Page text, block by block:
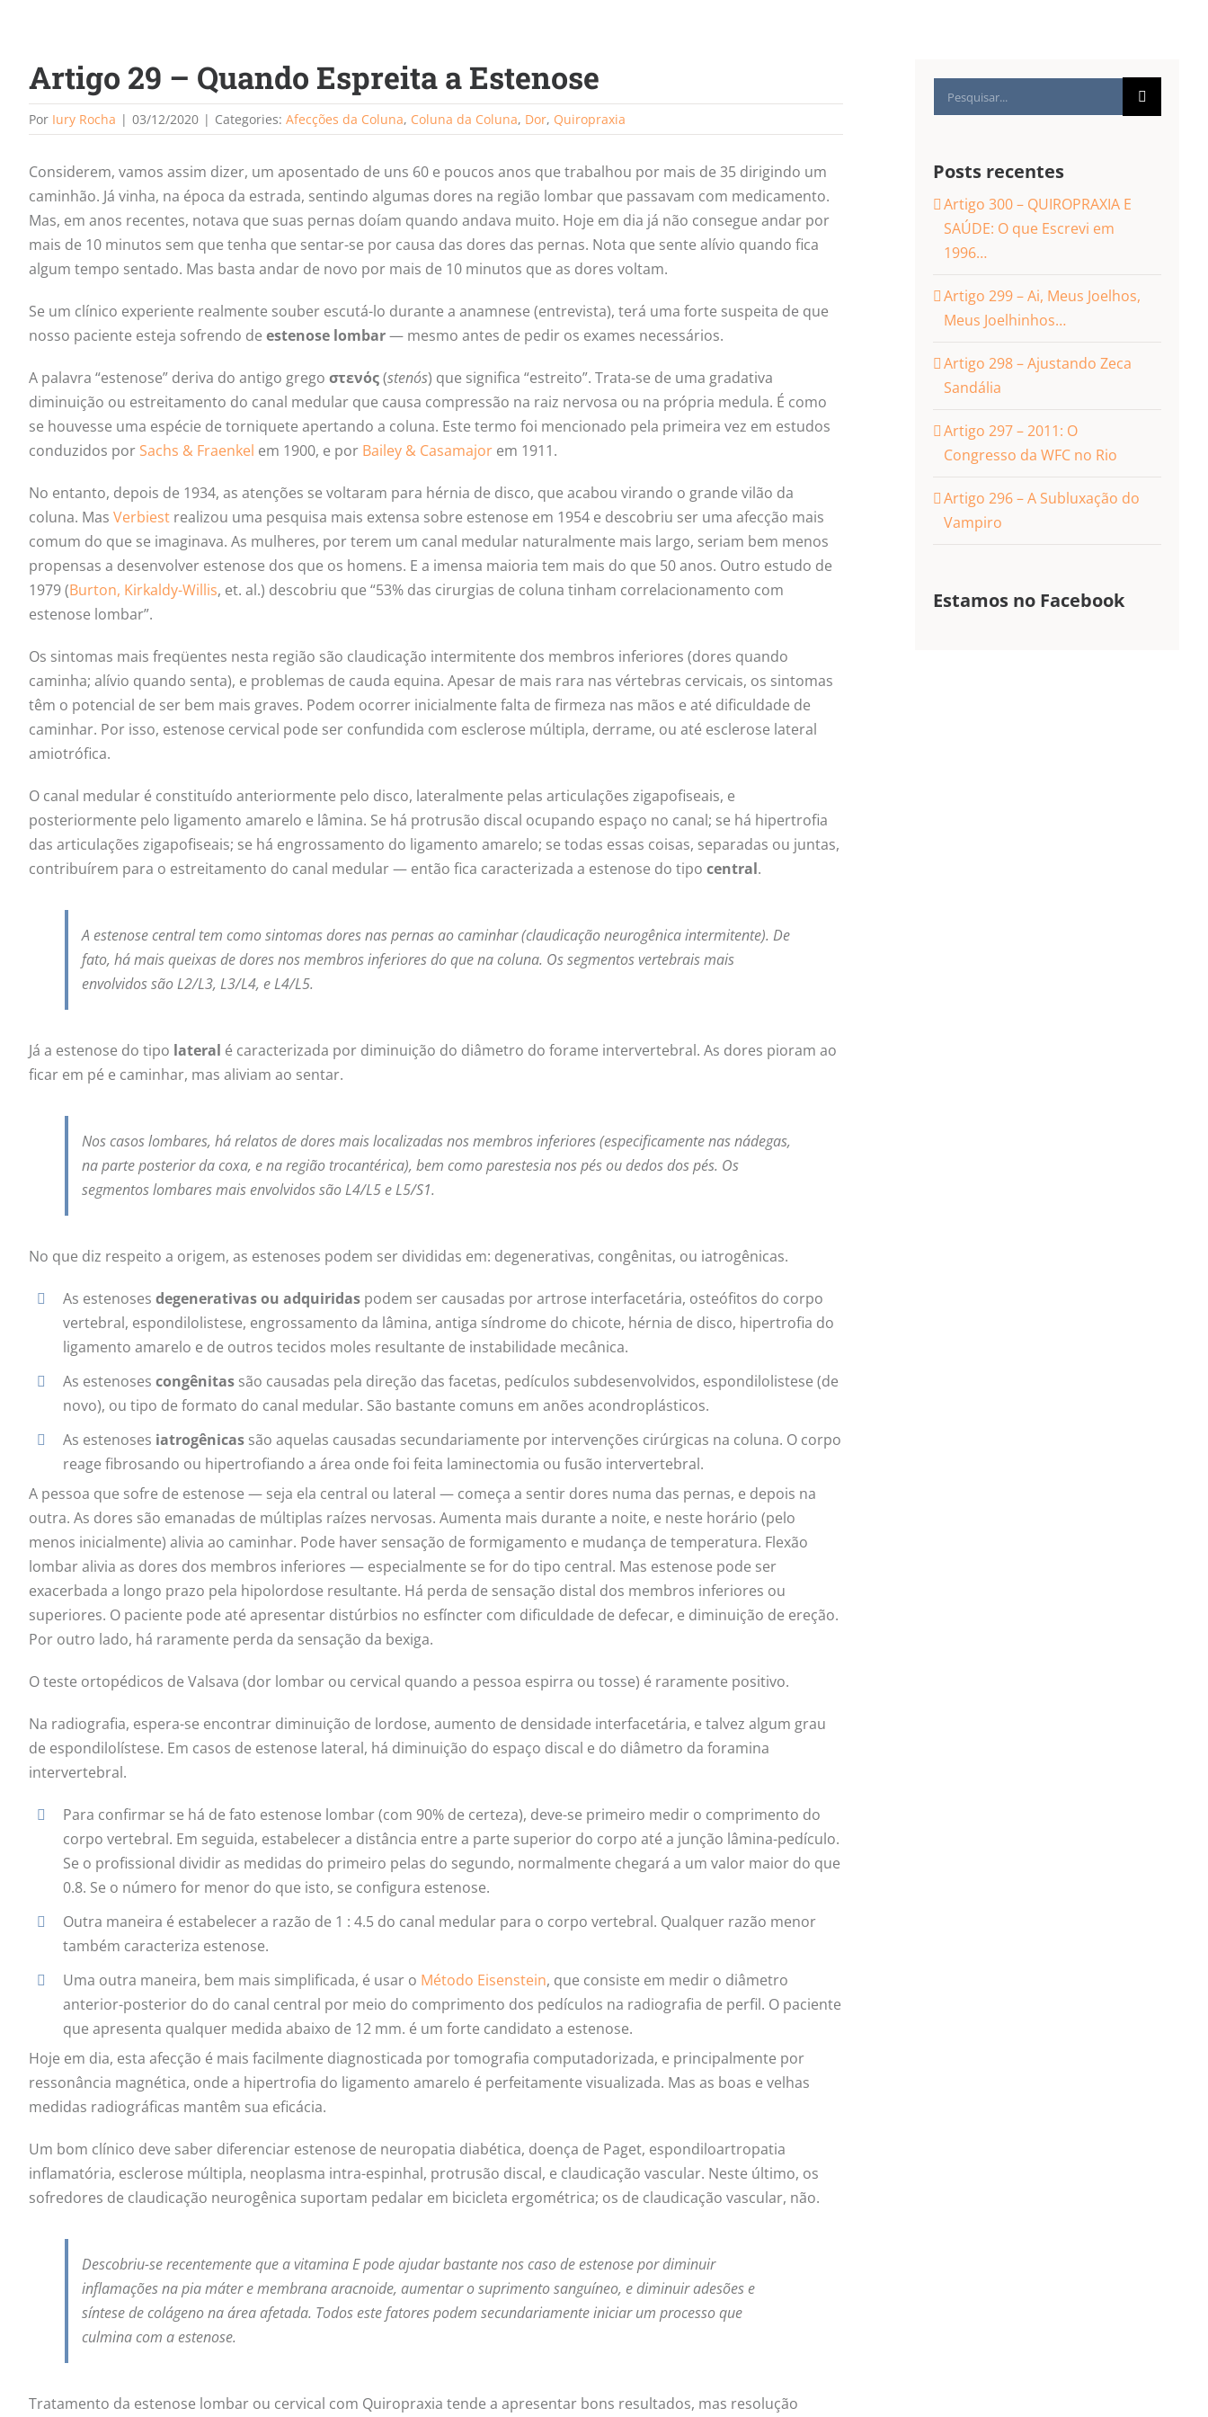
Artigo 29 – Quando Espreita a Estenose
Por Iury Rocha | 03/12/2020 | Categories: Afecções da Coluna, Coluna da Coluna, Dor, Quiropraxia
Considerem, vamos assim dizer, um aposentado de uns 60 e poucos anos que trabalhou por mais de 35 dirigindo um
caminhão. Já vinha, na época da estrada, sentindo algumas dores na região lombar que passavam com medicamento.
Mas, em anos recentes, notava que suas pernas doíam quando andava muito. Hoje em dia já não consegue andar por
mais de 10 minutos sem que tenha que sentar-se por causa das dores das pernas. Nota que sente alívio quando fica
algum tempo sentado. Mas basta andar de novo por mais de 10 minutos que as dores voltam.
Se um clínico experiente realmente souber escutá-lo durante a anamnese (entrevista), terá uma forte suspeita de que
nosso paciente esteja sofrendo de estenose lombar— mesmo antes de pedir os exames necessários.
A palavra “estenose” deriva do antigo grego στενός(stenós) que significa “estreito”. Trata-se de uma gradativa
diminuição ou estreitamento do canal medular que causa compressão na raiz nervosa ou na própria medula. É como
se houvesse uma espécie de torniquete apertando a coluna. Este termo foi mencionado pela primeira vez em estudos
conduzidos por Sachs & Fraenkel em 1900, e por Bailey & Casamajor em 1911.
No entanto, depois de 1934, as atenções se voltaram para hérnia de disco, que acabou virando o grande vilão da
coluna. Mas Verbiest realizou uma pesquisa mais extensa sobre estenose em 1954 e descobriu ser uma afecção mais
comum do que se imaginava. As mulheres, por terem um canal medular naturalmente mais largo, seriam bem menos
propensas a desenvolver estenose dos que os homens. E a imensa maioria tem mais do que 50 anos. Outro estudo de
1979 (Burton, Kirkaldy-Willis, et. al.) descobriu que “53% das cirurgias de coluna tinham correlacionamento com
estenose lombar”.
Os sintomas mais freqüentes nesta região são claudicação intermitente dos membros inferiores (dores quando
caminha; alívio quando senta), e problemas de cauda equina. Apesar de mais rara nas vértebras cervicais, os sintomas
têm o potencial de ser bem mais graves. Podem ocorrer inicialmente falta de firmeza nas mãos e até dificuldade de
caminhar. Por isso, estenose cervical pode ser confundida com esclerose múltipla, derrame, ou até esclerose lateral
amiotrófica.
O canal medular é constituído anteriormente pelo disco, lateralmente pelas articulações zigapofiseais, e
posteriormente pelo ligamento amarelo e lâmina. Se há protrusão discal ocupando espaço no canal; se há hipertrofia
das articulações zigapofiseais; se há engrossamento do ligamento amarelo; se todas essas coisas, separadas ou juntas,
contribuírem para o estreitamento do canal medular — então fica caracterizada a estenose do tipo central.
A estenose central tem como sintomas dores nas pernas ao caminhar (claudicação neurogênica intermitente). De
fato, há mais queixas de dores nos membros inferiores do que na coluna. Os segmentos vertebrais mais
envolvidos são L2/L3, L3/L4, e L4/L5.
Já a estenose do tipo lateral é caracterizada por diminuição do diâmetro do forame intervertebral. As dores pioram ao
ficar em pé e caminhar, mas aliviam ao sentar.
Nos casos lombares, há relatos de dores mais localizadas nos membros inferiores (especificamente nas nádegas,
na parte posterior da coxa, e na região trocantérica), bem como parestesia nos pés ou dedos dos pés. Os
segmentos lombares mais envolvidos são L4/L5 e L5/S1.
No que diz respeito a origem, as estenoses podem ser divididas em: degenerativas, congênitas, ou iatrogênicas.
As estenosesdegenerativas ou adquiridas podem ser causadas por artrose interfacetária, osteófitos do corpo
vertebral, espondilolistese, engrossamento da lâmina, antiga síndrome do chicote, hérnia de disco, hipertrofia do
ligamento amarelo e de outros tecidos moles resultante de instabilidade mecânica.
As estenosescongênitas são causadas pela direção das facetas, pedículos subdesenvolvidos, espondilolistese (de
novo), ou tipo de formato do canal medular. São bastante comuns em anões acondroplásticos.
As estenoses iatrogênicas são aquelas causadas secundariamente por intervenções cirúrgicas na coluna. O corpo
reage fibrosando ou hipertrofiando a área onde foi feita laminectomia ou fusão intervertebral.
A pessoa que sofre de estenose — seja ela central ou lateral — começa a sentir dores numa das pernas, e depois na
outra. As dores são emanadas de múltiplas raízes nervosas. Aumenta mais durante a noite, e neste horário (pelo
menos inicialmente) alivia ao caminhar. Pode haver sensação de formigamento e mudança de temperatura. Flexão
lombar alivia as dores dos membros inferiores — especialmente se for do tipo central. Mas estenose pode ser
exacerbada a longo prazo pela hipolordose resultante. Há perda de sensação distal dos membros inferiores ou
superiores. O paciente pode até apresentar distúrbios no esfíncter com dificuldade de defecar, e diminuição de ereção.
Por outro lado, há raramente perda da sensação da bexiga.
O teste ortopédicos de Valsava (dor lombar ou cervical quando a pessoa espirra ou tosse) é raramente positivo.
Na radiografia, espera-se encontrar diminuição de lordose, aumento de densidade interfacetária, e talvez algum grau
de espondilolístese. Em casos de estenose lateral, há diminuição do espaço discal e do diâmetro da foramina
intervertebral.
Para confirmar se há de fato estenose lombar (com 90% de certeza), deve-se primeiro medir o comprimento do
corpo vertebral. Em seguida, estabelecer a distância entre a parte superior do corpo até a junção lâmina-pedículo.
Se o profissional dividir as medidas do primeiro pelas do segundo, normalmente chegará a um valor maior do que
0.8. Se o número for menor do que isto, se configura estenose.
Outra maneira é estabelecer a razão de 1 : 4.5 do canal medular para o corpo vertebral. Qualquer razão menor
também caracteriza estenose.
Uma outra maneira, bem mais simplificada, é usar o Método Eisenstein, que consiste em medir o diâmetro
anterior-posterior do do canal central por meio do comprimento dos pedículos na radiografia de perfil. O paciente
que apresenta qualquer medida abaixo de 12 mm. é um forte candidato a estenose.
Hoje em dia, esta afecção é mais facilmente diagnosticada por tomografia computadorizada, e principalmente por
ressonância magnética, onde a hipertrofia do ligamento amarelo é perfeitamente visualizada. Mas as boas e velhas
medidas radiográficas mantêm sua eficácia.
Um bom clínico deve saber diferenciar estenose de neuropatia diabética, doença de Paget, espondiloartropatia
inflamatória, esclerose múltipla, neoplasma intra-espinhal, protrusão discal, e claudicação vascular. Neste último, os
sofredores de claudicação neurogênica suportam pedalar em bicicleta ergométrica; os de claudicação vascular, não.
Descobriu-se recentemente que a vitamina E pode ajudar bastante nos caso de estenose por diminuir
inflamações na pia máter e membrana aracnoide, aumentar o suprimento sanguíneo, e diminuir adesões e
síntese de colágeno na área afetada. Todos este fatores podem secundariamente iniciar um processo que
culmina com a estenose.
Tratamento da estenose lombar ou cervical com Quiropraxia tende a apresentar bons resultados, mas resolução
resultados
Posts recentes
Artigo 300 – QUIROPRAXIA E
SAÚDE: O que Escrevi em
1996…
Artigo 299 – Ai, Meus Joelhos,
Meus Joelhinhos…
Artigo 298 – Ajustando Zeca
Sandália
Artigo 297 – 2011: O
Congresso da WFC no Rio
Artigo 296 – A Subluxação do
Vampiro
Estamos no Facebook